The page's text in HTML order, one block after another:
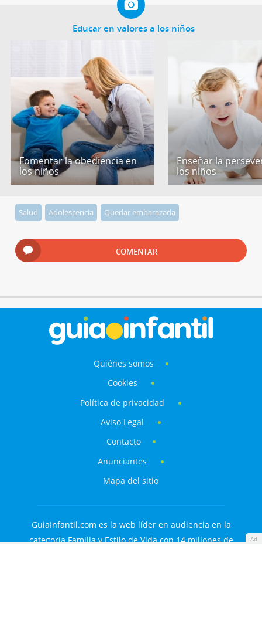
Educar en valores a los niños
Fomentar la obediencia en
los niños
Enseñar la
los niños
Salud Adolescencia Quedar embarazada
COMENTAR
Ad
Quiénes somos
Cookies
Política de privacidad
Aviso Legal
Contacto
Anunciantes
Mapa del sitio
GuiaInfantil.com es la web líder en audiencia en la
categoría Familia y Estilo de Vida con 14 millones de